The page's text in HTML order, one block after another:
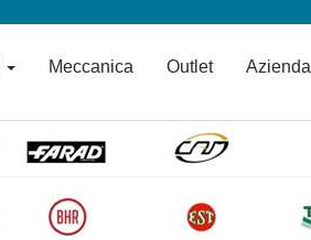
Meccanica Outlet Azienda